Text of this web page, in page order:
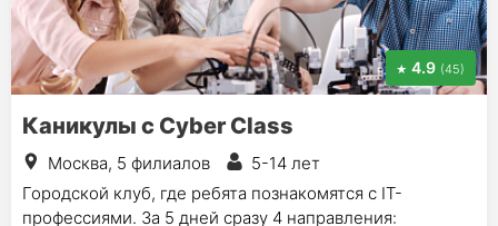
4.9 (45)
Каникулы с Cyber Class
Москва, 5 филиалов
5-14 лет
Городской клуб, где ребята познакомятся с IT-
профессиями. За 5 дней сразу 4 направления: